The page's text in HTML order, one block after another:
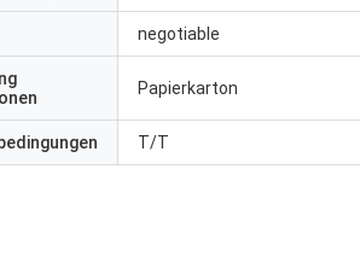
negotiable
Papierkarton
T/T